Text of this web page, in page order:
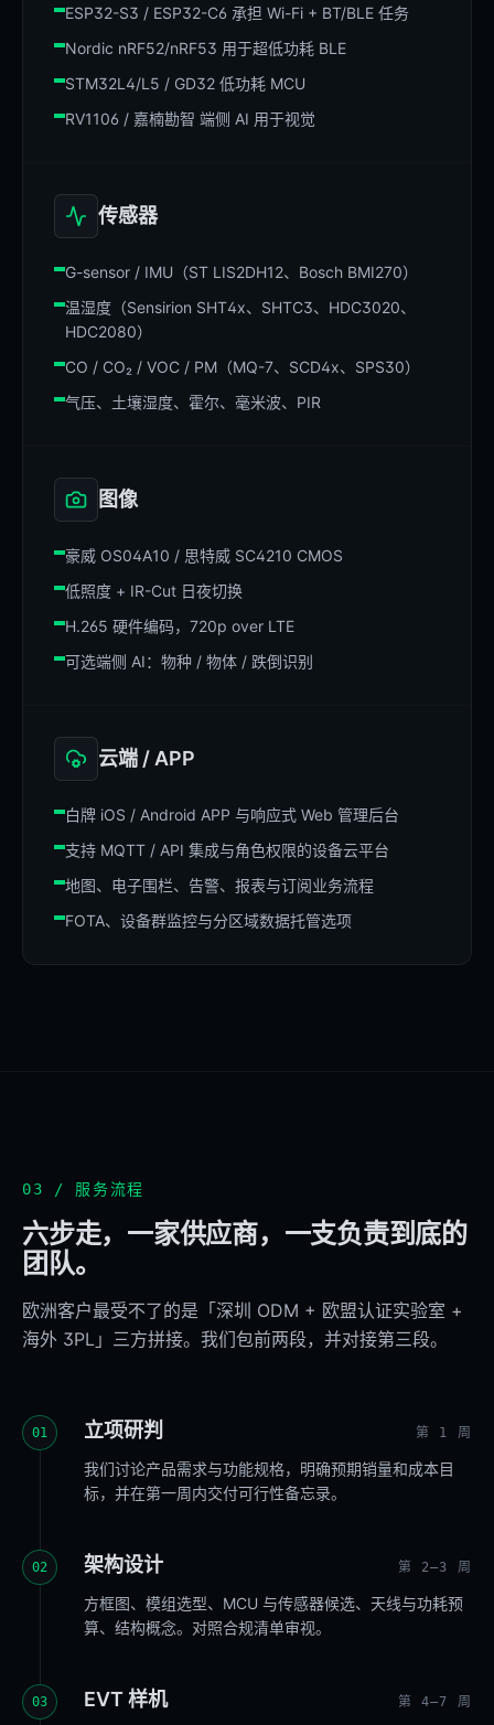
ESP32-S3 / ESP32-C6 承担 Wi-Fi + BT/BLE 任务
Nordic nRF52/nRF53 用于超低功耗 BLE
STM32L4/L5 / GD32 低功耗 MCU
RV1106 / 嘉楠勘智 端侧 AI 用于视觉
传感器
G-sensor / IMU（ST LIS2DH12、Bosch BMI270）
温湿度（Sensirion SHT4x、SHTC3、HDC3020、
HDC2080）
CO / CO₂ / VOC / PM（MQ-7、SCD4x、SPS30）
气压、土壤湿度、霍尔、毫米波、PIR
图像
豪威 OS04A10 / 思特威 SC4210 CMOS
低照度 + IR-Cut 日夜切换
H.265 硬件编码，720p over LTE
可选端侧 AI：物种 / 物体 / 跌倒识别
云端 / APP
白牌 iOS / Android APP 与响应式 Web 管理后台
支持 MQTT / API 集成与角色权限的设备云平台
地图、电子围栏、告警、报表与订阅业务流程
FOTA、设备群监控与分区域数据托管选项
03 / 服务流程
六步走，一家供应商，一支负责到底的
团队。
欧洲客户最受不了的是「深圳 ODM + 欧盟认证实验室 +
海外 3PL」三方拼接。我们包前两段，并对接第三段。
01 立项研判 第 1 周
我们讨论产品需求与功能规格，明确预期销量和成本目
标，并在第一周内交付可行性备忘录。
02 架构设计 第 2–3 周
方框图、模组选型、MCU 与传感器候选、天线与功耗预
算、结构概念。对照合规清单审视。
03 EVT 样机 第 4–7 周